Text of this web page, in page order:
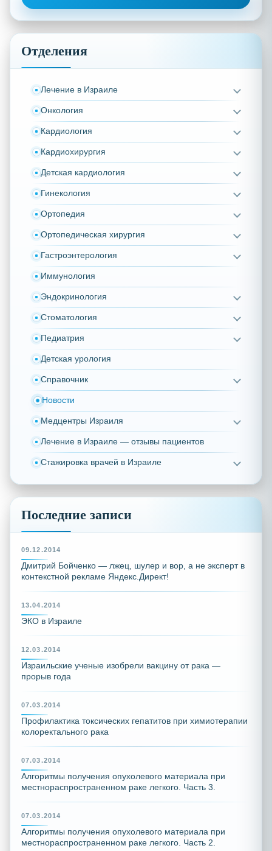
Отделения
Лечение в Израиле
Онкология
Кардиология
Кардиохирургия
Детская кардиология
Гинекология
Ортопедия
Ортопедическая хирургия
Гастроэнтерология
Иммунология
Эндокринология
Стоматология
Педиатрия
Детская урология
Справочник
Новости
Медцентры Израиля
Лечение в Израиле — отзывы пациентов
Стажировка врачей в Израиле
Последние записи
09.12.2014
Дмитрий Бойченко — лжец, шулер и вор, а не эксперт в
контекстной рекламе Яндекс.Директ!
13.04.2014
ЭКО в Израиле
12.03.2014
Израильские ученые изобрели вакцину от рака —
прорыв года
07.03.2014
Профилактика токсических гепатитов при химиотерапии
колоректального рака
07.03.2014
Алгоритмы получения опухолевого материала при
местнораспространенном раке легкого. Часть 3.
07.03.2014
Алгоритмы получения опухолевого материала при
местнораспространенном раке легкого. Часть 2.